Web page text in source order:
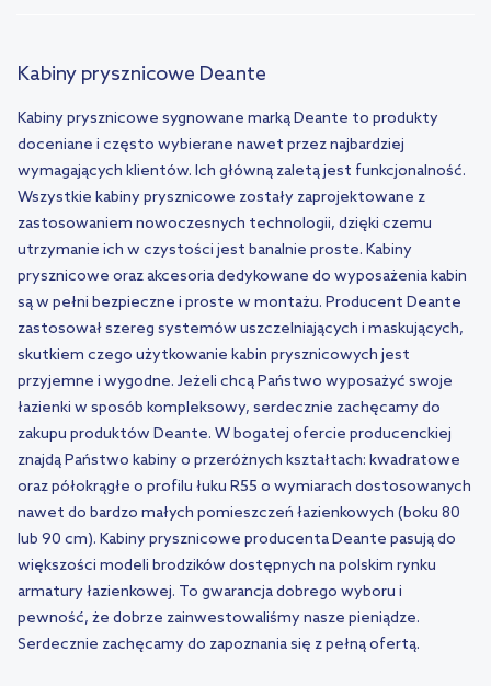
Kabiny prysznicowe Deante
Kabiny prysznicowe sygnowane marką Deante to produkty
doceniane i często wybierane nawet przez najbardziej
wymagających klientów. Ich główną zaletą jest funkcjonalność.
Wszystkie kabiny prysznicowe zostały zaprojektowane z
zastosowaniem nowoczesnych technologii, dzięki czemu
utrzymanie ich w czystości jest banalnie proste. Kabiny
prysznicowe oraz akcesoria dedykowane do wyposażenia kabin
są w pełni bezpieczne i proste w montażu. Producent Deante
zastosował szereg systemów uszczelniających i maskujących,
skutkiem czego użytkowanie kabin prysznicowych jest
przyjemne i wygodne. Jeżeli chcą Państwo wyposażyć swoje
łazienki w sposób kompleksowy, serdecznie zachęcamy do
zakupu produktów Deante. W bogatej ofercie producenckiej
znajdą Państwo kabiny o przeróżnych kształtach: kwadratowe
oraz półokrągłe o profilu łuku R55 o wymiarach dostosowanych
nawet do bardzo małych pomieszczeń łazienkowych (boku 80
lub 90 cm). Kabiny prysznicowe producenta Deante pasują do
większości modeli brodzików dostępnych na polskim rynku
armatury łazienkowej. To gwarancja dobrego wyboru i
pewność, że dobrze zainwestowaliśmy nasze pieniądze.
Serdecznie zachęcamy do zapoznania się z pełną ofertą.